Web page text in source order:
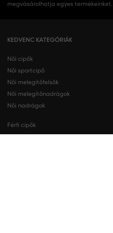
megvásárolhatja egyes termékeinket.
KEDVENC KATEGÓRIÁK
Női cipők
Női sportcipő
Női melegítőfelsők
Női melegítőnadrágok
Női nadrágok
Férfi cipők